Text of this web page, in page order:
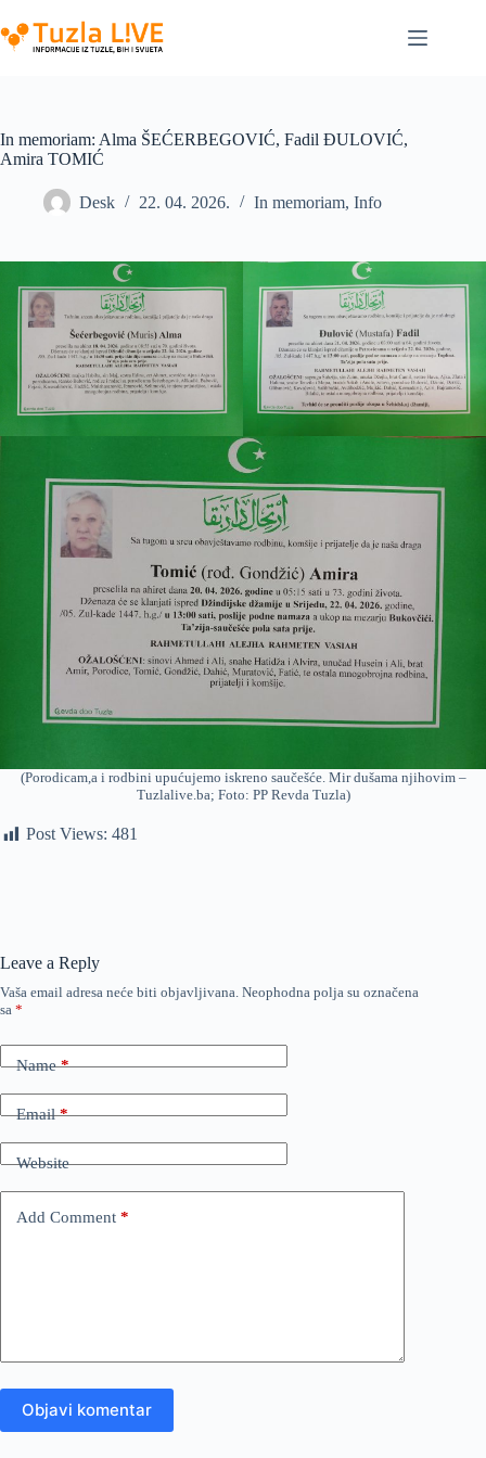
to
content
In memoriam: Alma ŠEĆERBEGOVIĆ, Fadil ĐULOVIĆ,
Amira TOMIĆ
Desk 22. 04. 2026. In memoriam, Info
(Porodicam,a i rodbini upućujemo iskreno saučešće. Mir dušama njihovim –
Tuzlalive.ba; Foto: PP Revda Tuzla)
Post Views: 481
Leave a Reply
Vaša email adresa neće biti objavljivana. Neophodna polja su označena
sa *
Name*
Email*
Website
Add Comment *
Objavi komentar